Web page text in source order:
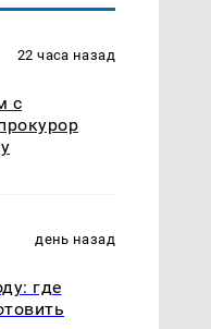
22 часа назад
с
день назад
где